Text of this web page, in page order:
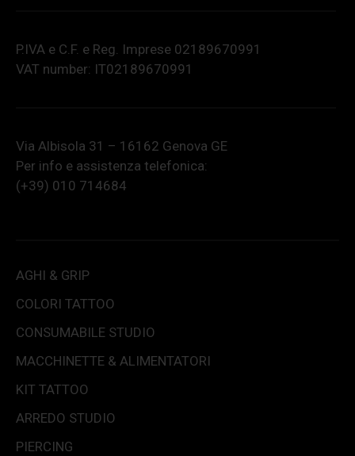
P.IVA e C.F. e Reg. Imprese 02189670991
VAT number: IT02189670991
Via Albisola 31 – 16162 Genova GE
Per info e assistenza telefonica:
(+39) 010 714684
AGHI & GRIP
COLORI TATTOO
CONSUMABILE STUDIO
MACCHINETTE & ALIMENTATORI
KIT TATTOO
ARREDO STUDIO
PIERCING